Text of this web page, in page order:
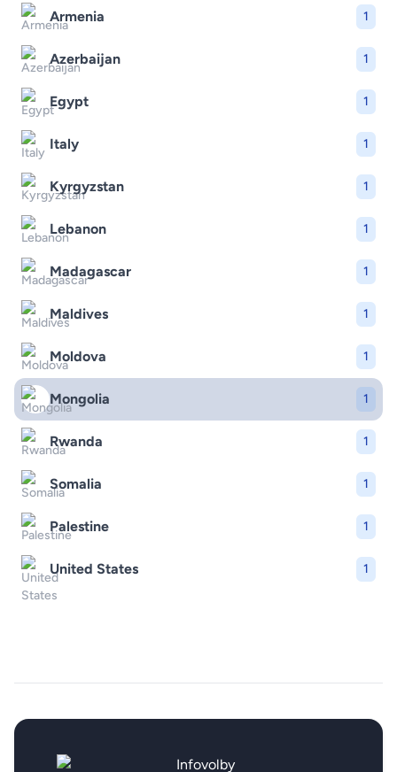
Armenia 1
Azerbaijan 1
Egypt 1
Italy 1
Kyrgyzstan 1
Lebanon 1
Madagascar 1
Maldives 1
Moldova 1
Mongolia 1
Rwanda 1
Somalia 1
Palestine 1
United States 1